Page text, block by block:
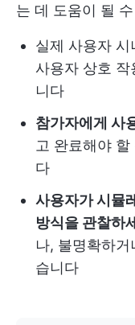
는 데 도움이 될
실제 사용자
사용자 상호
니다
참가자에게 사
고 완료해야
다
사용자가 시뮬
방식을 관찰하
나, 불명확하
습니다